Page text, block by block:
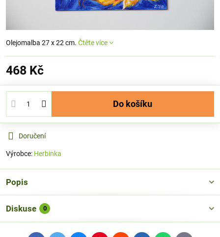
Olejomalba 27 x 22 cm. Čtěte více
468 Kč
Do košíku
Doručení
Výrobce: Herbinka
Popis
Diskuse 0